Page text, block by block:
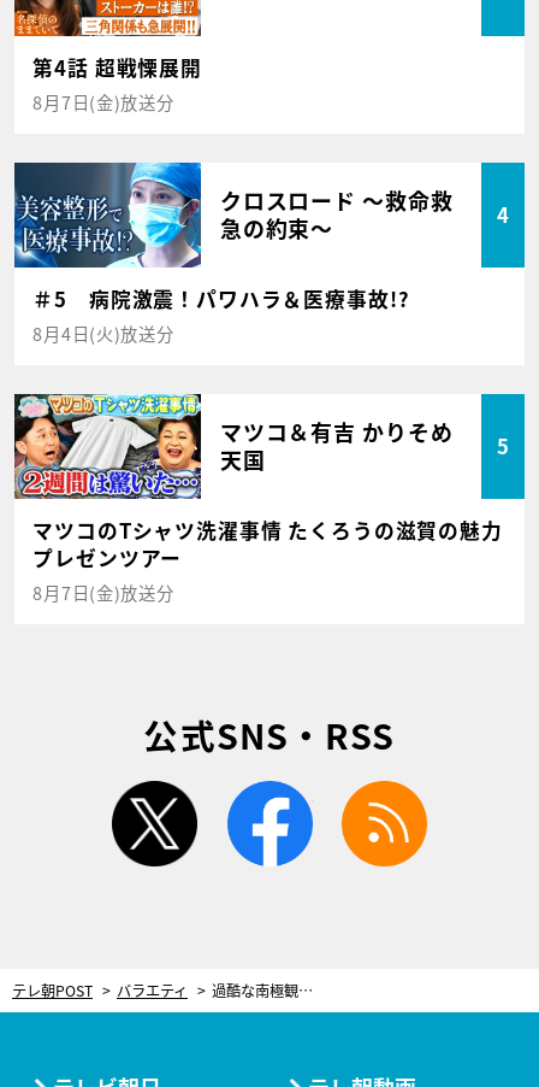
第4話 超戦慄展開
8月7日(金)放送分
クロスロード ～救命救
急の約束～
4
＃5 病院激震！パワハラ＆医療事故!?
8月4日(火)放送分
マツコ＆有吉 かりそめ
天国
5
マツコのTシャツ洗濯事情 たくろうの滋賀の魅力
プレゼンツアー
8月7日(金)放送分
公式SNS・RSS
twitter facebook
テレ朝POST バラエティ 過酷な南極観測隊員のプライベートの過ごし方に衝撃！映画鑑賞では“まさかの作品”も…「見るんですか!?」